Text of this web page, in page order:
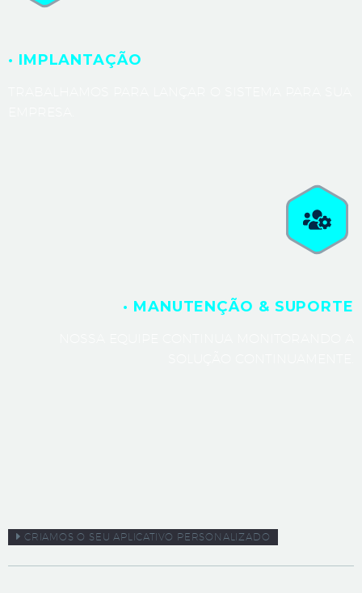
· IMPLANTAÇÃO
· MANUTENÇÃO & SUPORTE
CRIAMOS O SEU APLICATIVO PERSONALIZADO